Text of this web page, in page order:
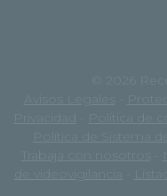
© 2026
Avisos Legales
Privacidad
Política de
Política de Sistema
Trabaja con nosotros
de videovigilancia